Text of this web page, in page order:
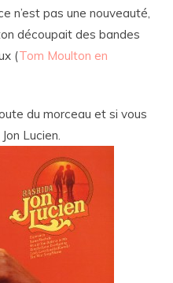
n’est pas une nouveauté,
découpait des bandes
(Tom Moulton en
du morceau et si vous
Lucien.